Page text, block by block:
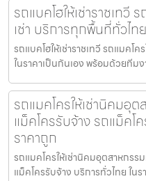
รถแบคโฮให้เช่าราชเทวี
เช่า บริการทุกพื้นที่ทั่วไท
รถแบคโฮให้เช่าราชเทวี รถแมคโ
ในราคาเป็นกันเอง พร้อมด้วยทีม
รถแมคโครให้เช่านิคมอุต
แม็คโครรับจ้าง รถแม็คโ
ราคาถูก
รถแมคโครให้เช่านิคมอุตสาหกรร
แม็คโครรับจ้าง บริการทั่วไทย ใ